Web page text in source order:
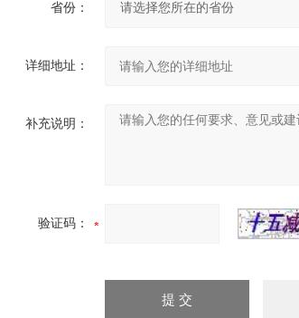
省份：
详细地址：
补充说明：
验证码：